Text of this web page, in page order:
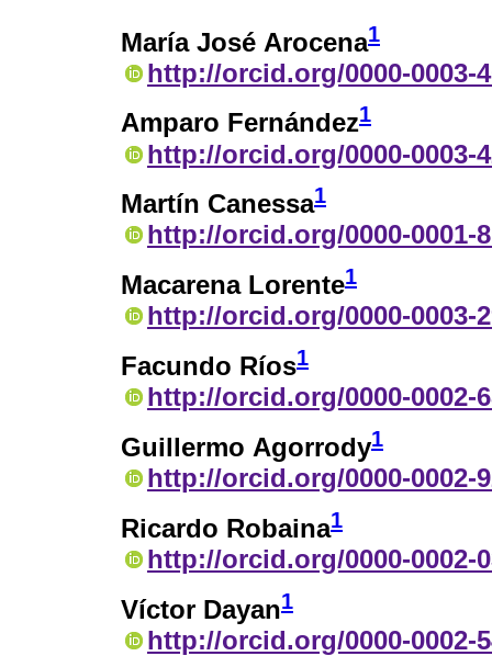
María José Arocena1
http://orcid.org/0000-0003-
Amparo Fernández1
http://orcid.org/0000-0003-
Martín Canessa1
http://orcid.org/0000-0001-
Macarena Lorente1
http://orcid.org/0000-0003-
Facundo Ríos1
http://orcid.org/0000-0002-
Guillermo Agorrody1
http://orcid.org/0000-0002-
Ricardo Robaina1
http://orcid.org/0000-0002-
Víctor Dayan1
http://orcid.org/0000-0002-